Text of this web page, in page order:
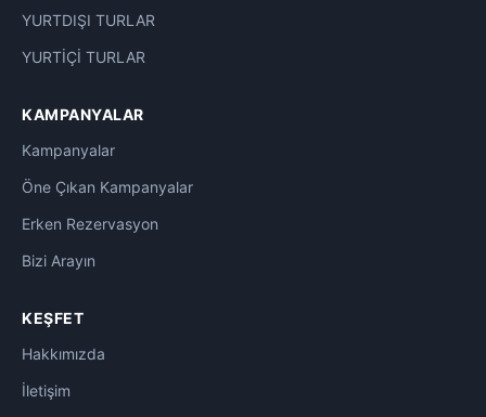
YURTDIŞI TURLAR
YURTİÇİ TURLAR
KAMPANYALAR
Kampanyalar
Öne Çıkan Kampanyalar
Erken Rezervasyon
Bizi Arayın
KEŞFET
Hakkımızda
İletişim